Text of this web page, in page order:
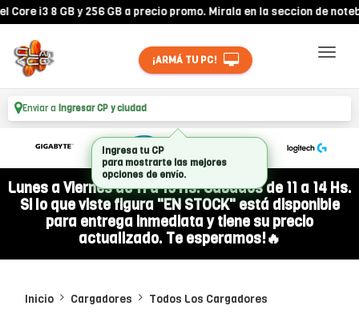
i3 8 GB y 256 GB a precio promo. Mirala en la seccion de
¡ARMÁ TU PC!
Enviar a Ingresar CP y ciudad
Lunes a Viernes de 11 a 19 Hs. Sábados de 11 a 14 Hs.
Si lo que viste figura "EN STOCK" está disponible
para entrega inmediata y tiene su precio
actualizado. Te esperamos!🔥
Inicio Cargadores Todos Los Cargadores
Ingresa tu CP
para mostrarte las mejores
opciones de envío.